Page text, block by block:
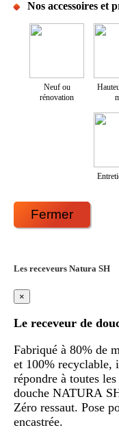
Nos accessoires et
Neuf ou
rénovation
Fermer
Les receveurs Natura SH
×
Le receveur de
Fabriqué à 80% de
et 100% recyclable,
répondre à toutes
douche NATURA
Zéro ressaut. Pose
encastrée.